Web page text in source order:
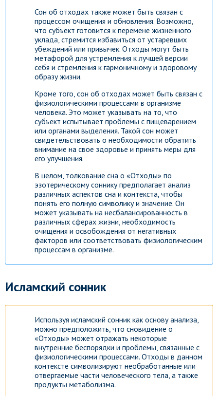
Сон об отходах также может быть связан с
процессом очищения и обновления. Возможно,
что субъект готовится к перемене жизненного
уклада, стремится избавиться от устаревших
убеждений или привычек. Отходы могут быть
метафорой для устремления к лучшей версии
себя и стремления к гармоничному и здоровому
образу жизни.
Кроме того, сон об отходах может быть связан с
физиологическими процессами в организме
человека. Это может указывать на то, что
субъект испытывает проблемы с пищеварением
или органами выделения. Такой сон может
свидетельствовать о необходимости обратить
внимание на свое здоровье и принять меры для
его улучшения.
В целом, толкование сна о «Отходы» по
эзотерическому соннику предполагает анализ
различных аспектов сна и контекста, чтобы
понять его полную символику и значение. Он
может указывать на несбалансированность в
различных сферах жизни, необходимость
очищения и освобождения от негативных
факторов или соответствовать физиологическим
процессам в организме.
Исламский сонник
Используя исламский сонник как основу анализа,
можно предположить, что сновидение о
«Отходы» может отражать некоторые
внутренние беспорядки и проблемы, связанные с
физиологическими процессами. Отходы в данном
контексте символизируют необработанные или
отвергаемые части человеческого тела, а также
продукты метаболизма.